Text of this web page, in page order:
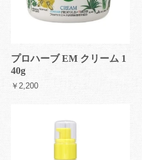
プロハーブ EM クリーム 1
40g
￥2,200